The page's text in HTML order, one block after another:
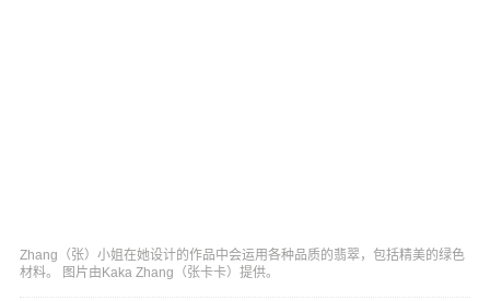
Zhang（张）小姐在她设计的作品中会运用各种品质的翡翠，包括精美的绿色
材料。 图片由Kaka Zhang（张卡卡）提供。